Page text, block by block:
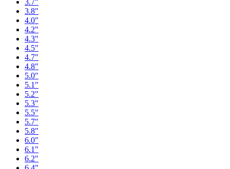
3.7"
3.8"
4.0"
4.2"
4.3"
4.5"
4.7"
4.8"
5.0"
5.1"
5.2"
5.3"
5.5"
5.7"
5.8"
6.0"
6.1"
6.2"